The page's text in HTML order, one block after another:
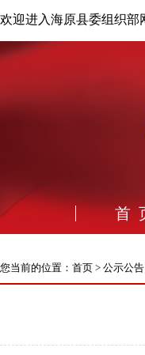
欢迎进入海原县委组织部
首
您当前的位置： 首页 > 公示公告